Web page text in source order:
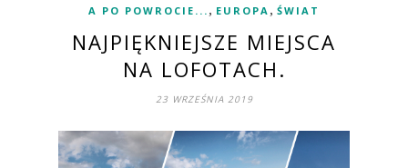
A PO POWROCIE... , EUROPA , ŚWIAT
NAJPIĘKNIEJSZE MIEJSCA
NA LOFOTACH.
23 WRZEŚNIA 2019